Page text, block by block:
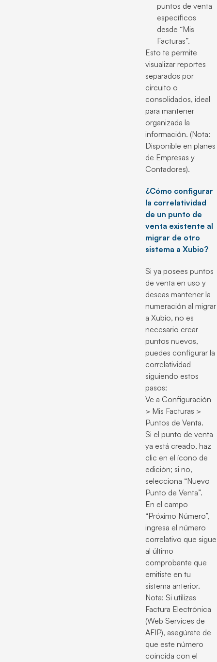
puntos de venta
específicos
desde “Mis
Facturas”.
Esto te permite
visualizar reportes
separados por
circuito o
consolidados, ideal
para mantener
organizada la
información. (Nota:
Disponible en planes
de Empresas y
Contadores).
¿Cómo configurar
la correlatividad
de un punto de
venta existente al
migrar de otro
sistema a Xubio?
Si ya posees puntos
de venta en uso y
deseas mantener la
numeración al migrar
a Xubio, no es
necesario crear
puntos nuevos,
puedes configurar la
correlatividad
siguiendo estos
pasos:
Ve a Configuración
> Mis Facturas >
Puntos de Venta.
Si el punto de venta
ya está creado, haz
clic en el ícono de
edición; si no,
selecciona “Nuevo
Punto de Venta”.
En el campo
“Próximo Número”,
ingresa el número
correlativo que sigue
al último
comprobante que
emitiste en tu
sistema anterior.
Nota: Si utilizas
Factura Electrónica
(Web Services de
AFIP), asegúrate de
que este número
coincida con el